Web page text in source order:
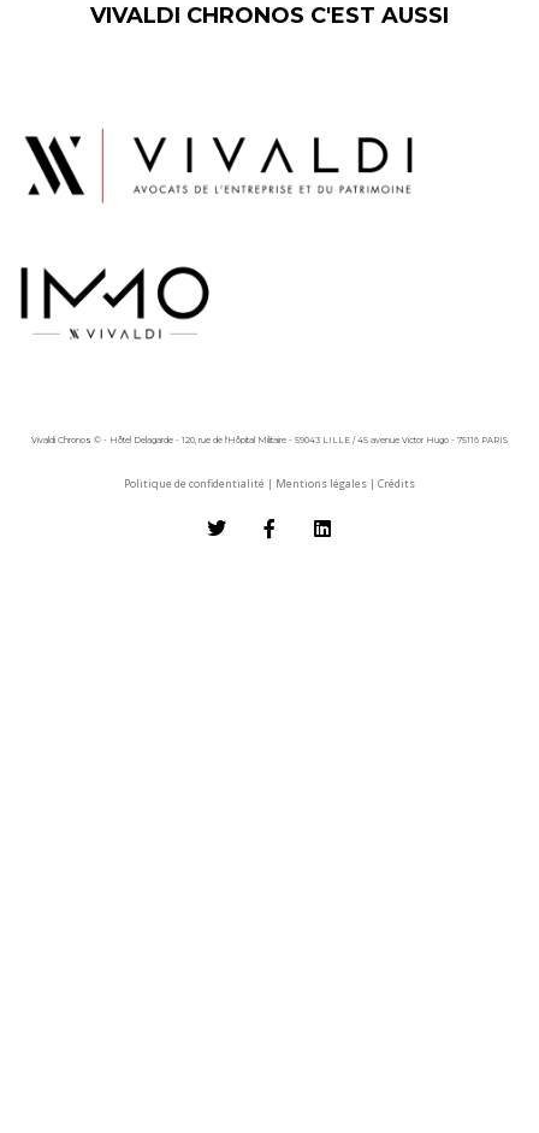
VIVALDI CHRONOS C'EST AUSSI
Vivaldi Chronos © - Hôtel Delagarde - 120, rue de l'Hôpital Militaire - 59043 LILLE / 45 avenue Victor Hugo - 75116 PARIS
Politique de confidentialité | Mentions légales | Crédits